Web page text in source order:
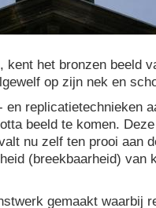
kent het bronzen beeld
op zijn nek en
replicatietechnieken
beeld te komen.
nu zelf ten prooi aan
(breekbaarheid) van
gemaakt waarbij